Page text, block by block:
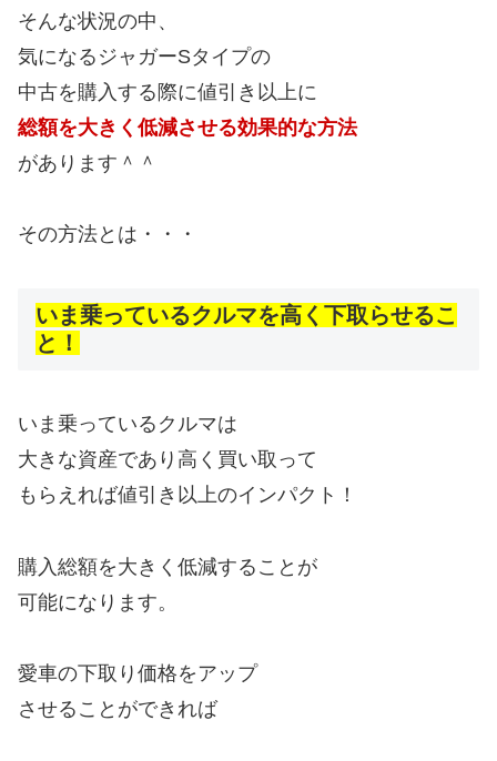
そんな状況の中、
気になるジャガーSタイプの
中古を購入する際に値引き以上に
総額を大きく低減させる効果的な方法
があります＾＾
その方法とは・・・
いま乗っているクルマを高く下取らせるこ
と！
いま乗っているクルマは
大きな資産であり高く買い取って
もらえれば値引き以上のインパクト！
購入総額を大きく低減することが
可能になります。
愛車の下取り価格をアップ
させることができれば